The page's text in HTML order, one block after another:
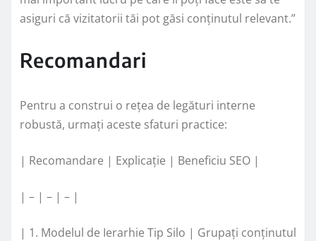
asiguri că vizitatorii tăi pot găsi conținutul relevant.”
Recomandari
Pentru a construi o rețea de legături interne
robustă, urmați aceste sfaturi practice:
| Recomandare | Explicație | Beneficiu SEO |
| – | – | – |
| 1. Modelul de Ierarhie Tip Silo | Grupați conținutul